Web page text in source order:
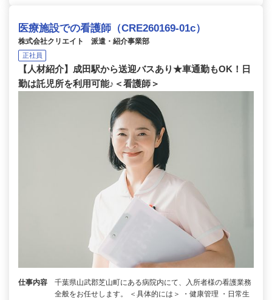
医療施設での看護師（CRE260169-01c）
株式会社クリエイト 派遣・紹介事業部
正社員
【人材紹介】成田駅から送迎バスあり★車通勤もOK！日
勤は託児所を利用可能♪＜看護師＞
仕事内容
千葉県山武郡芝山町にある病院内にて、入所者様の看護業務
全般をお任せします。 ＜具体的には＞ ・健康管理 ・日常生